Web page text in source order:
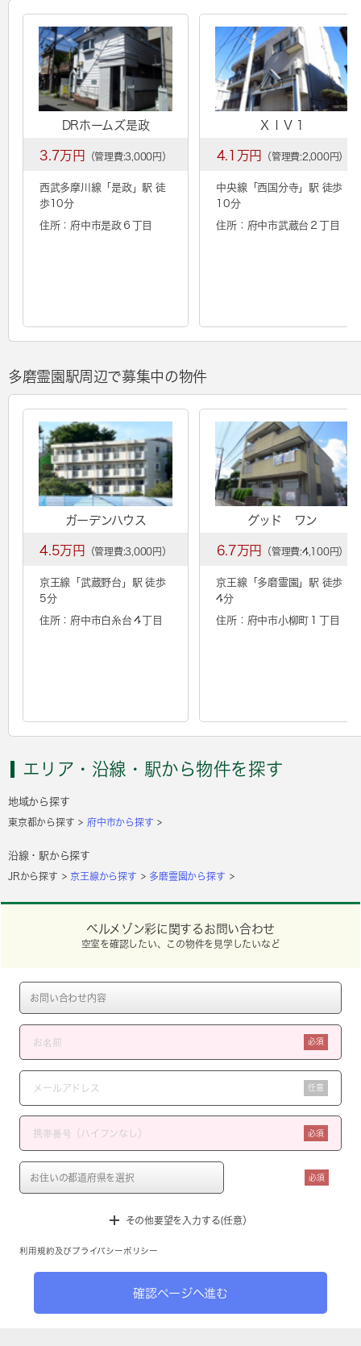
DRホームズ是政
3.7万円 （管理費:3,000円）
西武多摩川線「是政」駅 徒
歩10分
住所：府中市是政６丁目
ＸＩＶ１
4.1万円 （管理費:2,000円）
中央線「 西国分寺」駅 徒歩
10分
住所：府中市武蔵台２丁目
多磨霊園駅周辺で募集中の物件
ガーデンハウス
4.5万円 （管理費:3,000円）
京王線「 武蔵野台 」駅 徒歩
5分
住所：府中市白糸台４丁目
グッド ワン
6.7万円 （管理費:4,100円）
京王線「 多磨霊園 」駅 徒歩
4分
住所：府中市小柳町１丁目
エリア・沿線・駅から物件を探す
地域から探す
東京都から探す 府中市から探す
沿線・駅から探す
JRから探す 京王線から探す 多磨霊園から探す
ベルメゾン彩に関するお問い合わせ
空室を確認したい、この物件を見学したいなど
必須
任意
必須
必須
その他要望を入力する(任意）
利用規約 及び プライバシーポリシー
確認ページへ進む